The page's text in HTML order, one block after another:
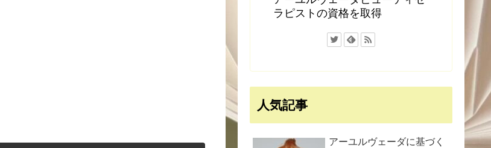
ラピストの資格を取得
人気記事
アーユルヴェーダに基づく